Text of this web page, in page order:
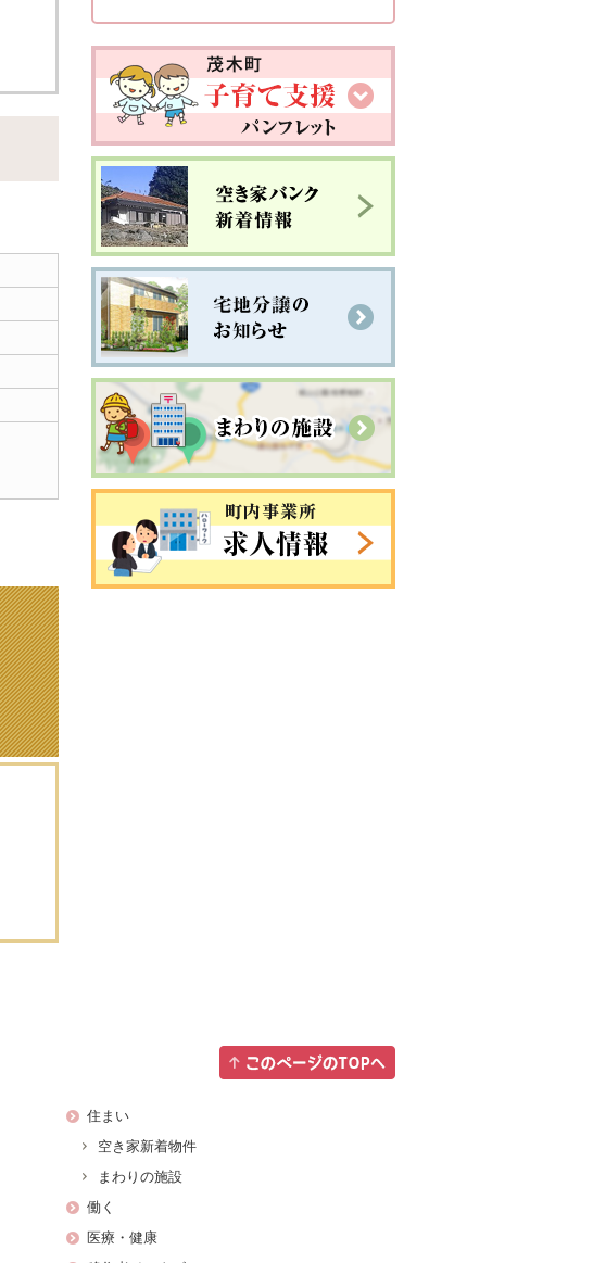
住まい
空き家新着物件
まわりの施設
働く
医療・健康